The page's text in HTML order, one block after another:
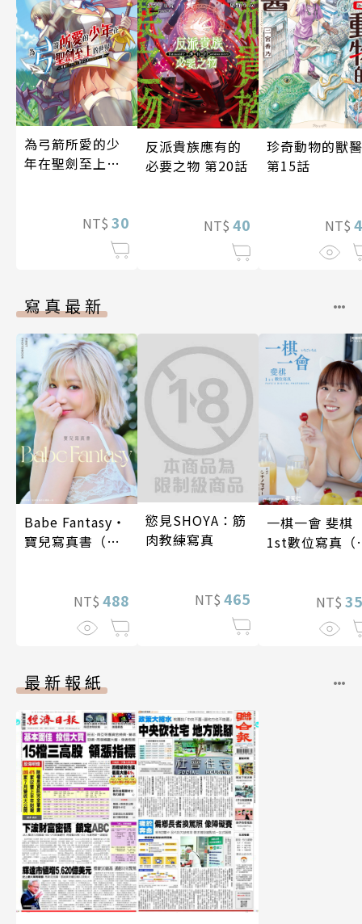
為弓箭所愛的少
年在聖劍至上的
支援聖騎士們～
NT$ 30
反派貴族應有的
必要之物 第20話
NT$ 40
珍奇動物的獸醫
第15話
NT$
寫真最新
Babe Fantasy‧
寶兒寫真書（加
NT$ 488
慾見SHOYA：筋
肉教練寫真
NT$ 465
一棋一會 斐棋
1st數位寫真（
NT$
最新報紙